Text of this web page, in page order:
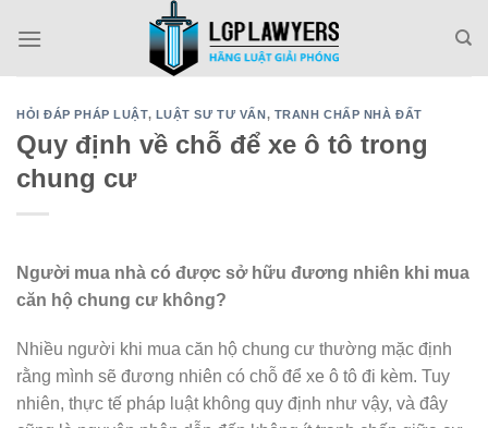
HỎI ĐÁP PHÁP LUẬT, LUẬT SƯ TƯ VẤN, TRANH CHẤP NHÀ ĐẤT
Quy định về chỗ để xe ô tô trong
chung cư
Người mua nhà có được sở hữu đương nhiên khi mua
căn hộ chung cư không?
Nhiều người khi mua căn hộ chung cư thường mặc định
rằng mình sẽ đương nhiên có chỗ để xe ô tô đi kèm. Tuy
nhiên, thực tế pháp luật không quy định như vậy, và đây